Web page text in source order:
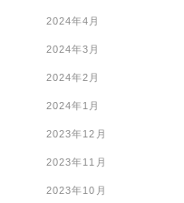
2024年4月
2024年3月
2024年2月
2024年1月
2023年12月
2023年11月
2023年10月